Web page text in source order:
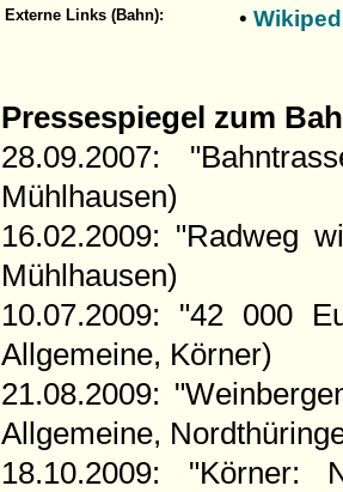
Externe Links (Bahn): •
Pressespiegel zum
28.09.2007:
Mühlhausen)
16.02.2009: "Radweg
Mühlhausen)
10.07.2009: "42 000
Allgemeine, Körner)
21.08.2009:
Allgemeine,
18.10.2009: "Körner: